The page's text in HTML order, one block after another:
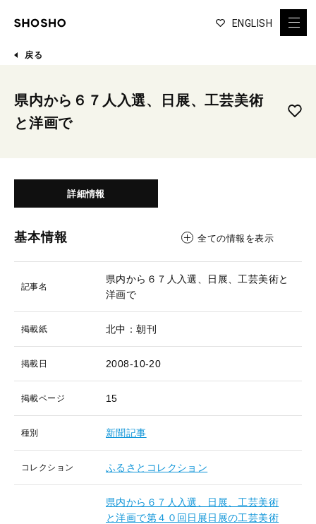
ENGLISH
戻る
県内から６７人入選、日展、工芸美術
と洋画で
詳細情報
基本情報 全ての情報を表示
記事名
県内から６７人入選、日展、工芸美術と
洋画で
掲載紙 北中：朝刊
掲載日 2008-10-20
掲載ページ 15
種別 新聞記事
コレクション ふるさとコレクション
県内から６７人入選、日展、工芸美術
と洋画で第４０回日展日展の工芸美術